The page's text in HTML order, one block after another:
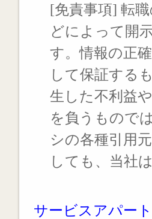
[免責事項] 転
どによって開
す。情報の正
して保証する
生した不利益
を負うもので
シの各種引用
しても、当社
サービスアパー